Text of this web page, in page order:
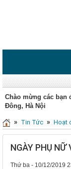
Chào mừng các bạn
Đông, Hà Nội
» Tin Tức » Hoạt
NGÀY PHỤ
Thứ ba - 10/12/2019